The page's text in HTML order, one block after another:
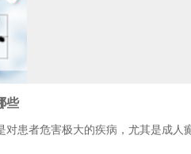
些
对患者危害极大的疾病，尤其是成人